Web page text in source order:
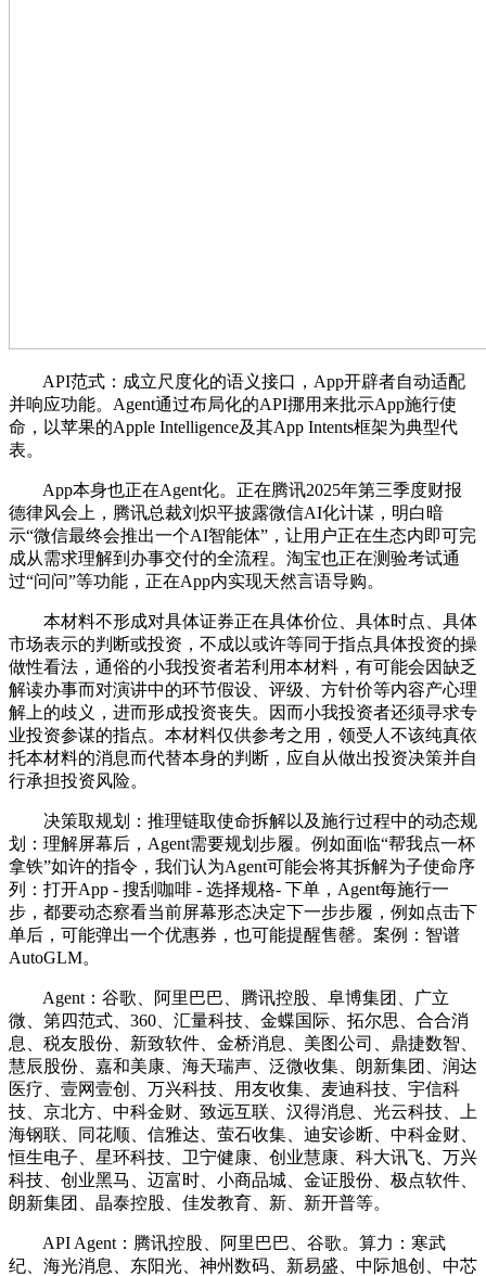
API范式：成立尺度化的语义接口，App开辟者自动适配
并响应功能。Agent通过布局化的API挪用来批示App施行使
命，以苹果的Apple Intelligence及其App Intents框架为典型代
表。
App本身也正在Agent化。正在腾讯2025年第三季度财报
德律风会上，腾讯总裁刘炽平披露微信AI化计谋，明白暗
示“微信最终会推出一个AI智能体”，让用户正在生态内即可完
成从需求理解到办事交付的全流程。淘宝也正在测验考试通
过“问问”等功能，正在App内实现天然言语导购。
本材料不形成对具体证券正在具体价位、具体时点、具体
市场表示的判断或投资，不成以或许等同于指点具体投资的操
做性看法，通俗的小我投资者若利用本材料，有可能会因缺乏
解读办事而对演讲中的环节假设、评级、方针价等内容产心理
解上的歧义，进而形成投资丧失。因而小我投资者还须寻求专
业投资参谋的指点。本材料仅供参考之用，领受人不该纯真依
托本材料的消息而代替本身的判断，应自从做出投资决策并自
行承担投资风险。
决策取规划：推理链取使命拆解以及施行过程中的动态规
划：理解屏幕后，Agent需要规划步履。例如面临“帮我点一杯
拿铁”如许的指令，我们认为Agent可能会将其拆解为子使命序
列：打开App - 搜刮咖啡 - 选择规格- 下单，Agent每施行一
步，都要动态察看当前屏幕形态决定下一步步履，例如点击下
单后，可能弹出一个优惠券，也可能提醒售罄。案例：智谱
AutoGLM。
Agent：谷歌、阿里巴巴、腾讯控股、阜博集团、广立
微、第四范式、360、汇量科技、金蝶国际、拓尔思、合合消
息、税友股份、新致软件、金桥消息、美图公司、鼎捷数智、
慧辰股份、嘉和美康、海天瑞声、泛微收集、朗新集团、润达
医疗、壹网壹创、万兴科技、用友收集、麦迪科技、宇信科
技、京北方、中科金财、致远互联、汉得消息、光云科技、上
海钢联、同花顺、信雅达、萤石收集、迪安诊断、中科金财、
恒生电子、星环科技、卫宁健康、创业慧康、科大讯飞、万兴
科技、创业黑马、迈富时、小商品城、金证股份、极点软件、
朗新集团、晶泰控股、佳发教育、新、新开普等。
API Agent：腾讯控股、阿里巴巴、谷歌。算力：寒武
纪、海光消息、东阳光、神州数码、新易盛、中际旭创、中芯